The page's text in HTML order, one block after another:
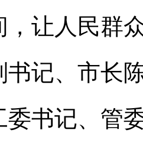
，让人民群
书记、市长
委书记、管